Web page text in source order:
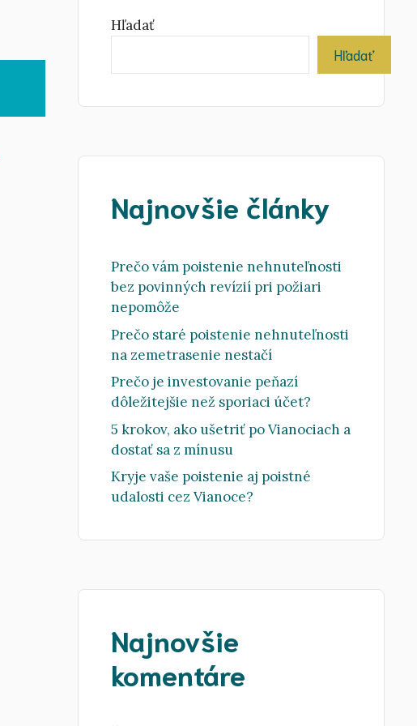
Hľadať
Hľadať
Najnovšie články
Prečo vám poistenie nehnuteľnosti
bez povinných revízií pri požiari
nepomôže
Prečo staré poistenie nehnuteľnosti
na zemetrasenie nestačí
Prečo je investovanie peňazí
dôležitejšie než sporiaci účet?
5 krokov, ako ušetriť po Vianociach a
dostať sa z mínusu
Kryje vaše poistenie aj poistné
udalosti cez Vianoce?
Najnovšie
komentáre